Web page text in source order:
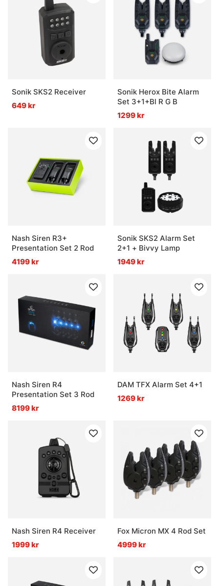
Sonik SKS2 Receiver
649 kr
Sonik Herox Bite Alarm
Set 3+1+Bl R G B
1299 kr
Nash Siren R3+
Presentation Set 2 Rod
4199 kr
Sonik SKS2 Alarm Set
2+1 + Bivvy Lamp
1949 kr
Nash Siren R4
Presentation Set 3 Rod
8199 kr
DAM TFX Alarm Set 4+1
1269 kr
Nash Siren R4 Receiver
1999 kr
Fox Micron MX 4 Rod Set
4999 kr